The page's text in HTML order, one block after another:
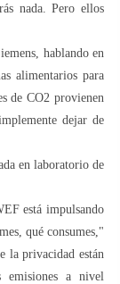
nada. Pero ellos
hablando en
alimentarios para
de CO2 provienen
dejar de
en laboratorio de
está impulsando
qué consumes,"
la privacidad están
a nivel